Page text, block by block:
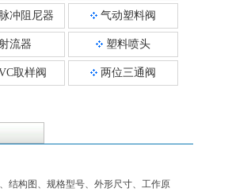
冲阻尼器 气动塑料阀
流器 塑料喷头
取样阀 两位三通阀
结构图、规格型号、外形尺寸、工作原